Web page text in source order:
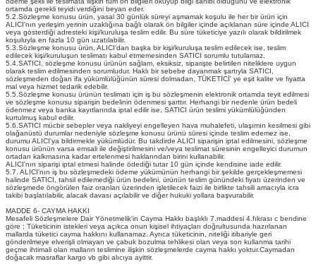
ortamda gerekli teyidi verdiğini beyan eder.
5.2.Sözleşme konusu ürün, yasal 30 günlük süreyi aşmamak koşulu ile her bir ürün için
ALICI'nın yerleşim yerinin uzaklığına bağlı olarak ön bilgiler içinde açıklanan süre içinde ALICI
veya gösterdiği adresteki kişi/kuruluşa teslim edilir. Bu süre tüketiciye yazılı olarak bildirilmek
koşuluyla en fazla 10 gün uzatılabilir.
5.3.Sözleşme konusu ürün, ALICI'dan başka bir kişi/kuruluşa teslim edilecek ise, teslim
edilecek kişi/kuruluşun teslimatı kabul etmemesinden SATICI sorumlu tutulamaz.
5.4.SATICI, sözleşme konusu ürünün sağlam, eksiksiz, siparişte belirtilen niteliklere uygun
olarak teslim edilmesinden sorumludur. Haklı bir sebebe dayanmak şartıyla SATICI,
sözleşmeden doğan ifa yükümlülüğünün süresi dolmadan, TÜKETİCİ' ye eşit kalite ve fiyatta
mal veya hizmet tedarik edebilir.
5.5.Sözleşme konusu ürünün teslimatı için iş bu sözleşmenin elektronik ortamda teyit edilmesi
ve sözleşme konusu siparişin bedelinin ödenmesi şarttır. Herhangi bir nedenle ürün bedeli
ödenmez veya banka kayıtlarında iptal edilir ise, SATICI ürün teslimi yükümlülüğünden
kurtulmuş kabul edilir.
5.6.SATICI mücbir sebepler veya nakliyeyi engelleyen hava muhalefeti, ulaşımın kesilmesi gibi
olağanüstü durumlar nedeniyle sözleşme konusu ürünü süresi içinde teslim edemez ise,
durumu ALICI'ya bildirmekle yükümlüdür. Bu takdirde ALICI siparişin iptal edilmesini, sözleşme
konusu ürünün varsa emsali ile değiştirilmesini ve/veya teslimat süresinin engelleyici durumun
ortadan kalkmasına kadar ertelenmesi haklarından birini kullanabilir.
ALICI'nın siparişi iptal etmesi halinde ödediği tutar 10 gün içinde kendisine iade edilir.
5.7. ALICI'nın iş bu sözleşmedeki ödeme yükümünün herhangi bir şekilde gerçekleşmemesi
halinde SATICI, tahsil edilemediği ürün bedelini, ürünün teslim günündeki fiyatı üzerinden ve
sözleşmede öngörülen faiz oranları üzerinden işletilecek faizi ile birlikte tahsili amacıyla icra
takibi başlatılabilir, alacak davası açılabilir ve diğer hukuki yollara başvurabilir.
MADDE 6- CAYMA HAKKI
Mesafeli Sözleşmelere Dair Yönetmelik'in Cayma Hakkı başlıklı 7.maddesi 4.fıkrası c bendine
göre ; Tüketicinin istekleri veya açıkca onun kişisel ihtiyaçları doğrultusunda hazırlanan
mallarda tüketici cayma hakkını kullanamaz. Ayrıca tüketicinin, niteliği itibariyle geri
gönderilmeye elverişli olmayan ve çabuk bozulma tehlikesi olan veya son kullanma tarihi
geçme ihtimali olan malların teslimine ilişkin sözleşmelerde cayma hakkı yoktur.Caymadan
doğacak masraflar kargo vb gibi alıcıya ayittir.